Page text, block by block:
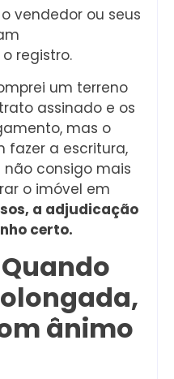
vendedor ou seus
registro.
um terreno
assinado e os
mas o
fazer a escritura,
não consigo mais
o imóvel em
a adjudicação
certo.
ânimo